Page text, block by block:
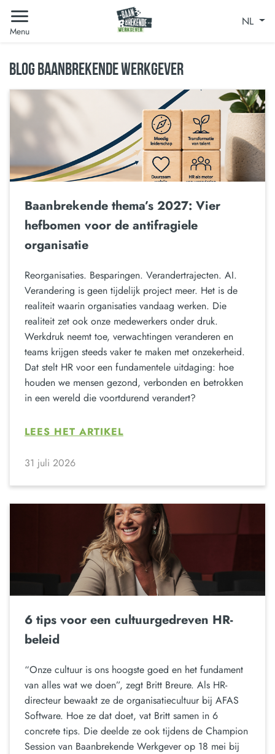
Menu
NL
BLOG BAANBREKENDE WERKGEVER
Baanbrekende thema’s 2027: Vier
hefbomen voor de antifragiele
organisatie
Reorganisaties. Besparingen. Verandertrajecten. AI.
Verandering is geen tijdelijk project meer. Het is de
realiteit waarin organisaties vandaag werken. Die
realiteit zet ook onze medewerkers onder druk.
Werkdruk neemt toe, verwachtingen veranderen en
teams krijgen steeds vaker te maken met onzekerheid.
Dat stelt HR voor een fundamentele uitdaging: hoe
houden we mensen gezond, verbonden en betrokken
in een wereld die voortdurend verandert?
LEES HET ARTIKEL
31 juli 2026
6 tips voor een cultuurgedreven HR-
beleid
“Onze cultuur is ons hoogste goed en het fundament
van alles wat we doen”, zegt Britt Breure. Als HR-
directeur bewaakt ze de organisatiecultuur bij AFAS
Software. Hoe ze dat doet, vat Britt samen in 6
concrete tips. Die deelde ze ook tijdens de Champion
Session van Baanbrekende Werkgever op 18 mei bij